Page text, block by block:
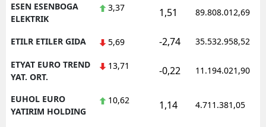
ESEN ESENBOGA
ELEKTRIK
3,37 1,51 89.808.012,69
ETILR ETILER GIDA 5,69 -2,74 35.532.958,52
ETYAT EURO TREND
YAT. ORT.
13,71 -0,22 11.194.021,90
EUHOL EURO
YATIRIM HOLDING
10,62 1,14 4.711.381,05